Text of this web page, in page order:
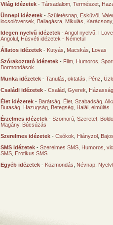
Világ idézetek - Társadalom Természet
Ünnepi idézetek - Születésnap Esküvői
locsolóversek
Ballagásra Mikulás Karácsony
Idegen nyelvű idézetek -Angol nyelvű I
Angolul Húsvéti idézetek - Németül
Állatos idézetek - Kutyás Macskás
Lovas
Szórakoztató idézetek - Film Humoros
Bormondások
Munka idézetek - Tanulás, oktatás Pénz
Családi idézetek - Család Gyerek
Élet idézetek - Barátság Élet Szabadság
Butaság Hazugság Betegség Halál, elmúlás
Érzelmes idézetek - Szomorú Szeretet
Magány, Búcsúzás
Szerelmes idézetek - Csókok Hiányzol
SMS idézetek - Szerelmes SMS Humoros,
SMS Erotikus SMS
Egyéb idézetek - Közmondás Névnap